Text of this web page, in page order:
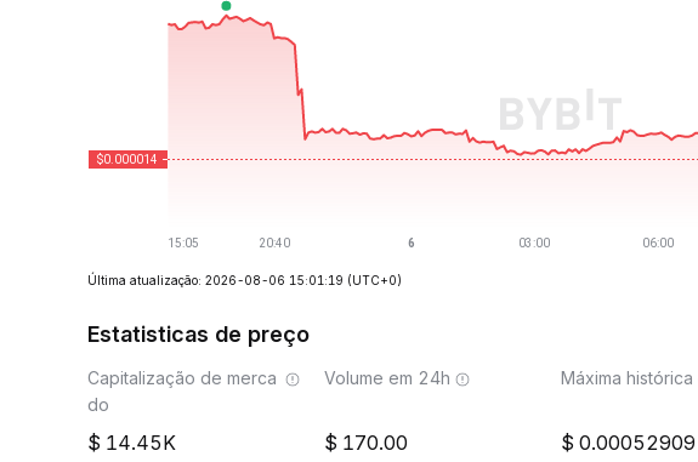
Última atualização: 2026-08-06 15:01:19 (UTC+0)
Estatisticas de preço
Capitalização de merca
do
14.45K
Volume em 24h
170.00
Máxima histórica
0.00052909